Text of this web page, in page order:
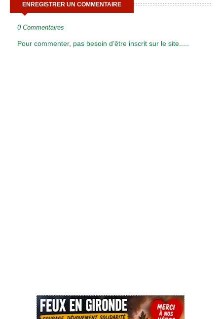
ENREGISTRER UN COMMENTAIRE
0 Commentaires
Pour commenter, pas besoin d’être inscrit sur le site.....